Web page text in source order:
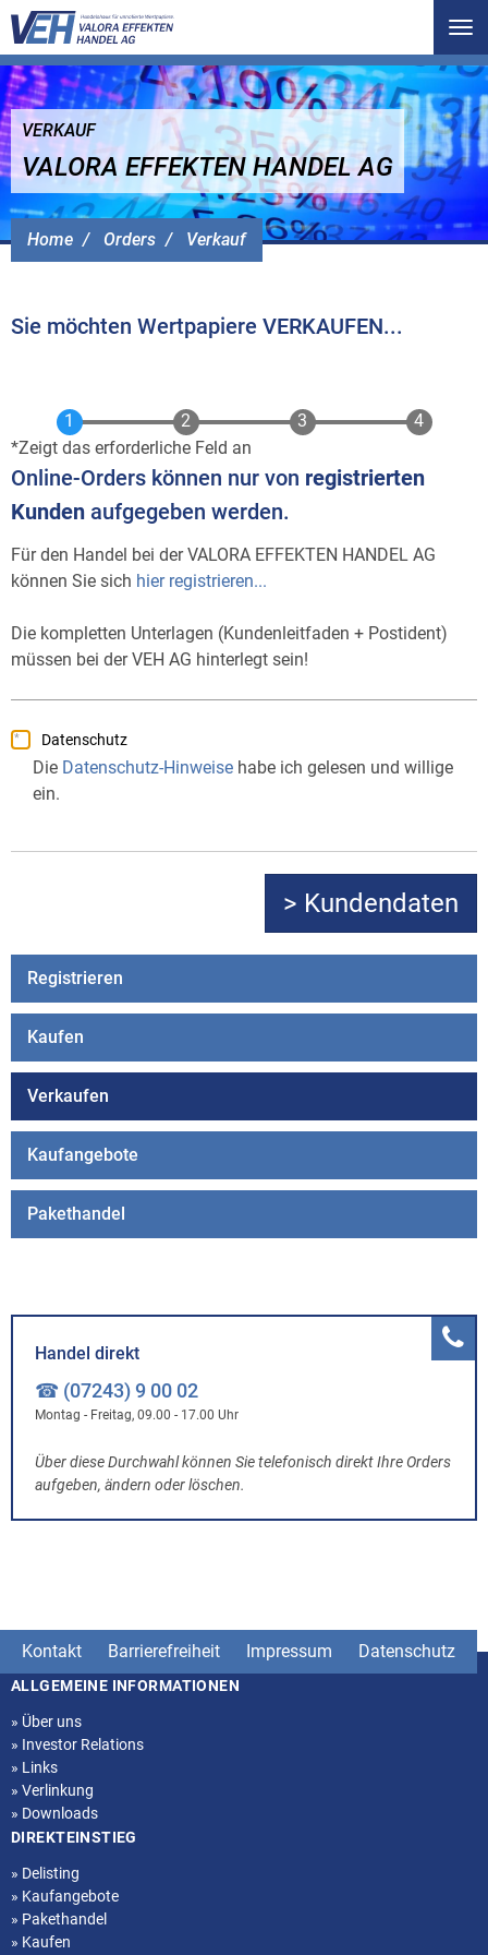
Home Orders Verkauf
VERKAUF
VALORA EFFEKTEN HANDEL AG
Sie möchten Wertpapiere VERKAUFEN...
Zeigt das erforderliche Feld an
Online-Orders können nur von registrierten
Kunden aufgegeben werden.
Für den Handel bei der VALORA EFFEKTEN HANDEL AG
können Sie sich hier registrieren...
Die kompletten Unterlagen (Kundenleitfaden + Postident)
müssen bei der VEH AG hinterlegt sein!
Datenschutz
Die Datenschutz-Hinweise habe ich gelesen und willige
ein.
Registrieren
Kaufen
Verkaufen
Kaufangebote
Pakethandel
Handel direkt
☎ (07243) 9 00 02
Montag - Freitag, 09.00 - 17.00 Uhr
Über diese Durchwahl können Sie telefonisch direkt Ihre Orders
aufgeben, ändern oder löschen.
Kontakt Barrierefreiheit Impressum Datenschutz
Seitenstruktur
ALLGEMEINE INFORMATIONEN
» Über uns
» Investor Relations
» Links
» Verlinkung
» Downloads
DIREKTEINSTIEG
» Delisting
» Kaufangebote
» Pakethandel
» Kaufen